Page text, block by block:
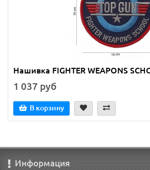
Нашивка FIGHTER WEAPONS
1 037 руб
В корзину
Информация